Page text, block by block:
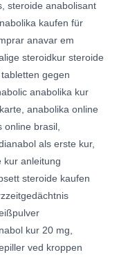
steroide anabolisant
kaufen für
anavar em
steroidkur steroide
gegen
anabolika kur
anabolika online
online brasil,
als erste kur,
kur anleitung
steroide kaufen
kur 20 mg,
ved kroppen